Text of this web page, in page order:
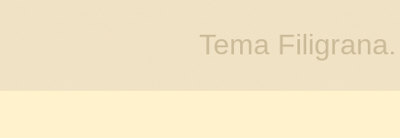
Tema